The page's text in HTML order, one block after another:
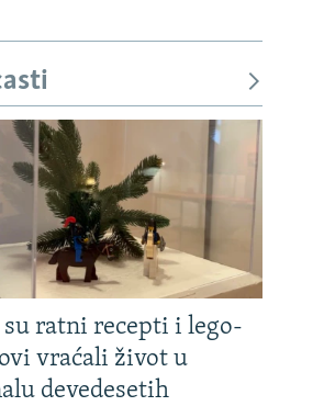
su ratni recepti i lego-
vraćali život u
devedesetih